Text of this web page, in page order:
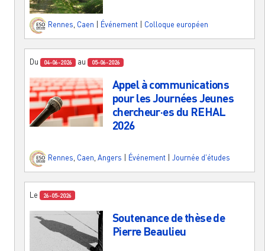
Rennes, Caen Événement Colloque européen
Du 04-06-2026 au 05-06-2026
Appel à communications
pour les Journées Jeunes
chercheur·es du REHAL
2026
Rennes Caen Angers Événement Journée d'études
Le 26-05-2026
Soutenance de thèse de
Pierre Beaulieu